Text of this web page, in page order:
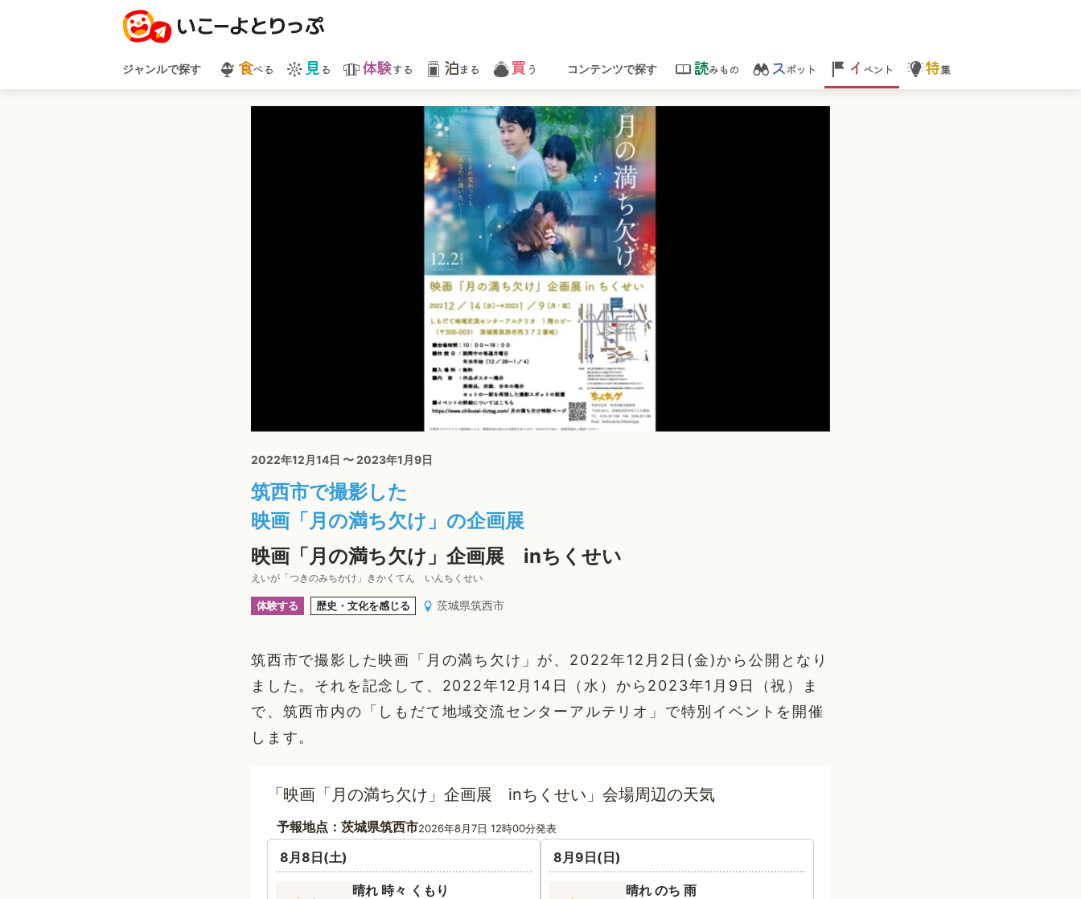
ジャンルで探す 食べる 見 る 体験する 泊まる 買 う コンテンツで探す 読みもの スポット イ ベント 特集
2022年12月14日 〜 2023年1月9日
筑西市で撮影した
映画「月の満ち欠け」の企画展
映画「月の満ち欠け」企画展 inちくせい
えいが「つきのみちかけ」きかくてん いんちくせい
体験する 歴史・文化を感じる 茨城県筑西市
筑西市で撮影した映画「月の満ち欠け」が、2022年12月2日(金)から公開となり
ました。それを記念して、2022年12月14日（水）から2023年1月9日（祝）ま
で、筑西市内の「しもだて地域交流センターアルテリオ」で特別イベントを開催
します。
「映画「月の満ち欠け」企画展 inちくせい」会場周辺の天気
予報地点：茨城県筑西市2026年8月7日 12時00分発表
8月8日(土)
晴れ 時々 くもり
8月9日(日)
晴れ のち 雨